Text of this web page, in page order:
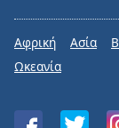
Αφρική Ασία
Ωκεανία